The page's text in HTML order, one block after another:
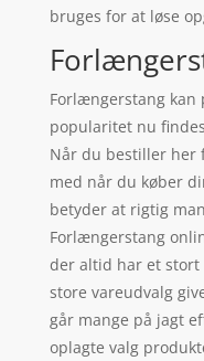
bruges for at løse
Forlængerstang kan
popularitet nu
Når du bestiller her
med når du køber
betyder at rigtig
Forlængerstang
der altid har et
store vareudvalg
går mange på jagt
oplagte valg